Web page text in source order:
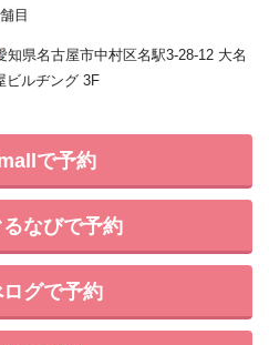
目
知県名古屋市中村区名駅3-28-12 大名
ビルヂング 3F
で予約
なびで予約
グで予約